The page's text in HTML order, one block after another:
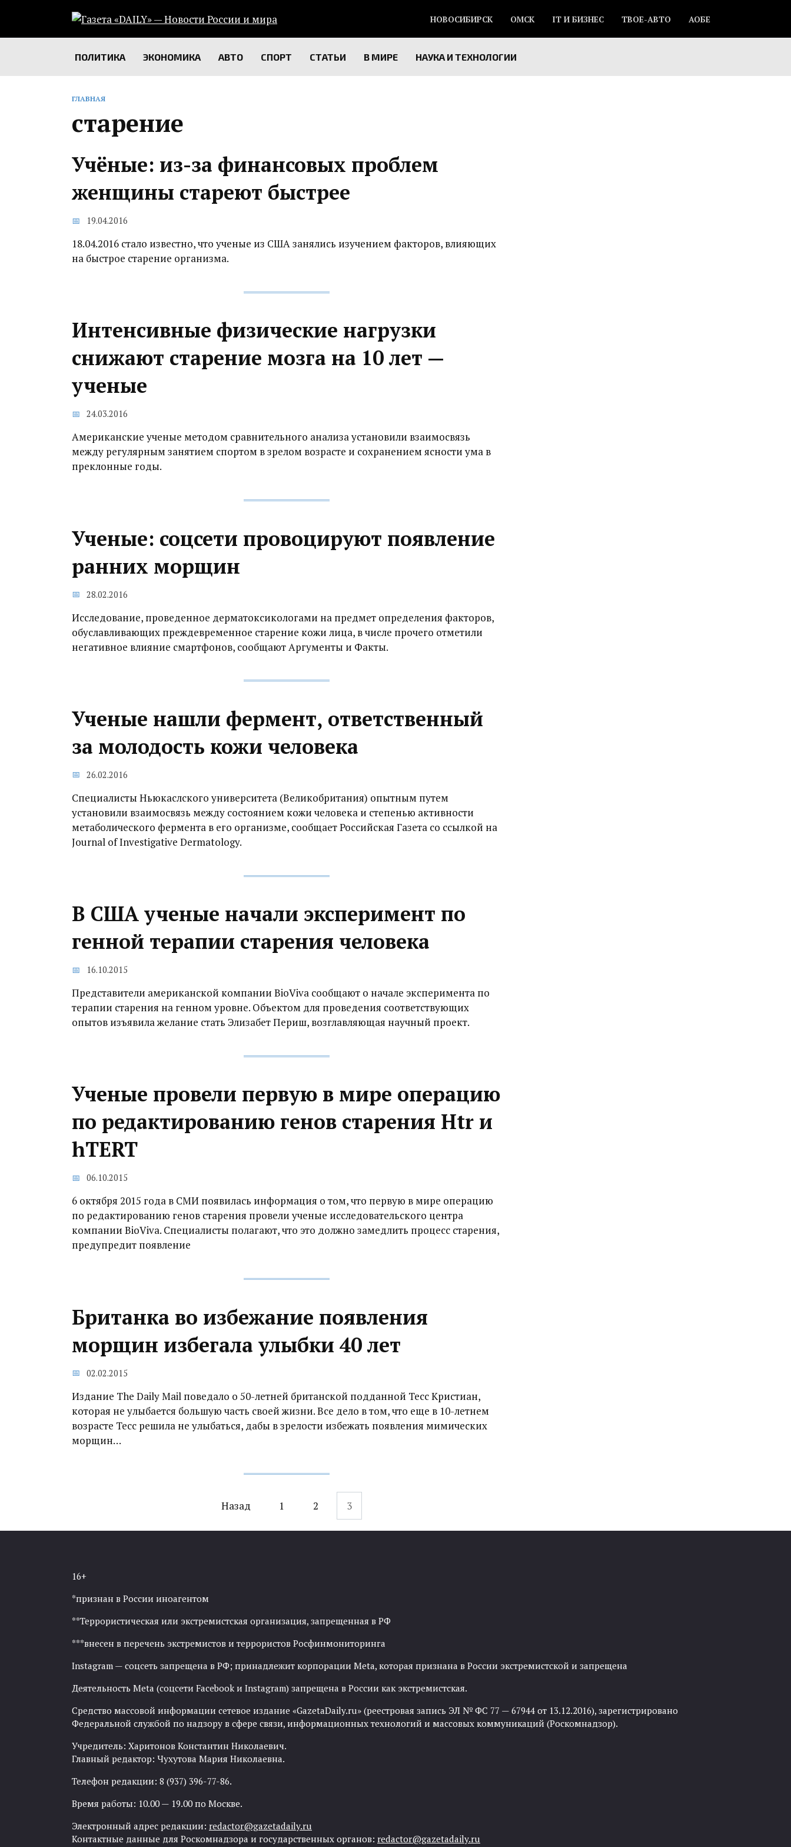
содержанию
НОВОСИБИРСК ОМСК IT И БИЗНЕС ТВОЕ-АВТО АОБЕ
ПОЛИТИКА ЭКОНОМИКА АВТО СПОРТ СТАТЬИ В МИРЕ НАУКА И ТЕХНОЛОГИИ
ГЛАВНАЯ
старение
Учёные: из-за финансовых проблем
женщины стареют быстрее
19.04.2016
18.04.2016 стало известно, что ученые из США занялись изучением факторов, влияющих
на быстрое старение организма.
Интенсивные физические нагрузки
снижают старение мозга на 10 лет —
ученые
24.03.2016
Американские ученые методом сравнительного анализа установили взаимосвязь
между регулярным занятием спортом в зрелом возрасте и сохранением ясности ума в
преклонные годы.
Ученые: соцсети провоцируют появление
ранних морщин
28.02.2016
Исследование, проведенное дерматоксикологами на предмет определения факторов,
обуславливающих преждевременное старение кожи лица, в числе прочего отметили
негативное влияние смартфонов, сообщают Аргументы и Факты.
Ученые нашли фермент, ответственный
за молодость кожи человека
26.02.2016
Специалисты Ньюкаслского университета (Великобритания) опытным путем
установили взаимосвязь между состоянием кожи человека и степенью активности
метаболического фермента в его организме, сообщает Российская Газета со ссылкой на
Journal of Investigative Dermatology.
В США ученые начали эксперимент по
генной терапии старения человека
16.10.2015
Представители американской компании BioViva сообщают о начале эксперимента по
терапии старения на генном уровне. Объектом для проведения соответствующих
опытов изъявила желание стать Элизабет Периш, возглавляющая научный проект.
Ученые провели первую в мире операцию
по редактированию генов старения Htr и
hTERT
06.10.2015
6 октября 2015 года в СМИ появилась информация о том, что первую в мире операцию
по редактированию генов старения провели ученые исследовательского центра
компании BioViva. Специалисты полагают, что это должно замедлить процесс старения,
предупредит появление
Британка во избежание появления
морщин избегала улыбки 40 лет
02.02.2015
Издание The Daily Mail поведало о 50-летней британской подданной Тесс Кристиан,
которая не улыбается большую часть своей жизни. Все дело в том, что еще в 10-летнем
возрасте Тесс решила не улыбаться, дабы в зрелости избежать появления мимических
морщин…
записям
Назад 1 2 3
16+
*признан в России иноагентом
**Террористическая или экстремистская организация, запрещенная в РФ
***внесен в перечень экстремистов и террористов Росфинмониторинга
Instagram — соцсеть запрещена в РФ; принадлежит корпорации Meta, которая признана в России экстремистской и запрещена
Деятельность Meta (соцсети Facebook и Instagram) запрещена в России как экстремистская.
Средство массовой информации сетевое издание «GazetaDaily.ru» (реестровая запись ЭЛ № ФС 77 — 67944 от 13.12.2016), зарегистрировано
Федеральной службой по надзору в сфере связи, информационных технологий и массовых коммуникаций (Роскомнадзор).
Учредитель: Харитонов Константин Николаевич.
Главный редактор: Чухутова Мария Николаевна.
Телефон редакции: 8 (937) 396-77-86.
Время работы: 10.00 — 19.00 по Москве.
Электронный адрес редакции: redactor@gazetadaily.ru
Контактные данные для Роскомнадзора и государственных органов: redactor@gazetadaily.ru